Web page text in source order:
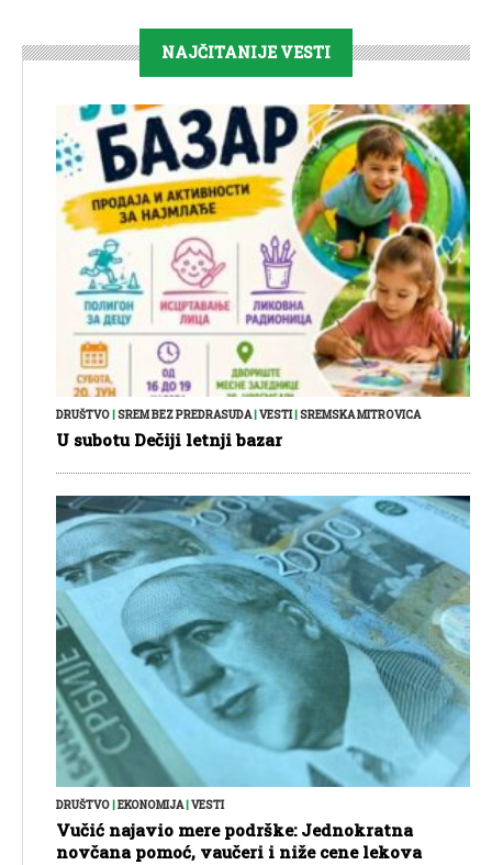
NAJČITANIJE VESTI
DRUŠTVO|SREM BEZ PREDRASUDA|VESTI|SREMSKA MITROVICA
U subotu Dečiji letnji bazar
DRUŠTVO|EKONOMIJA|VESTI
Vučić najavio mere podrške: Jednokratna
novčana pomoć, vaučeri i niže cene lekova